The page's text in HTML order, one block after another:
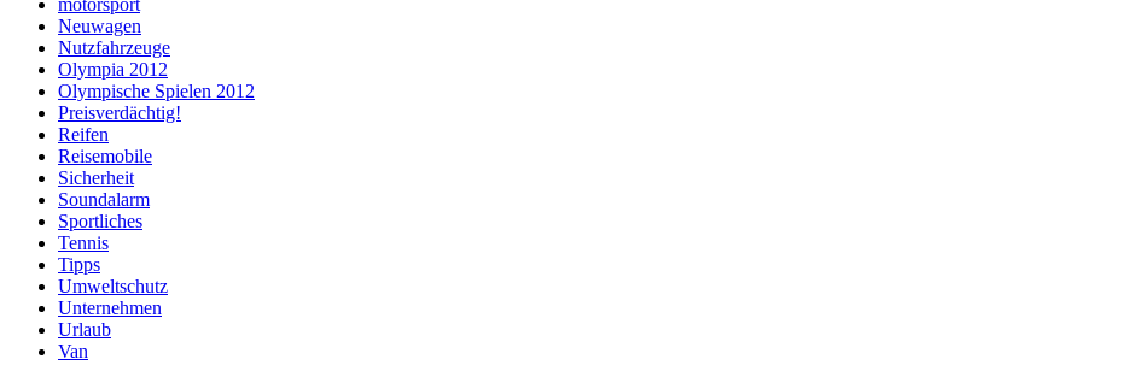
Neuwagen
Nutzfahrzeuge
Olympia 2012
Olympische Spielen 2012
Preisverdächtig!
Reifen
Reisemobile
Sicherheit
Soundalarm
Sportliches
Tennis
Tipps
Umweltschutz
Unternehmen
Urlaub
Van